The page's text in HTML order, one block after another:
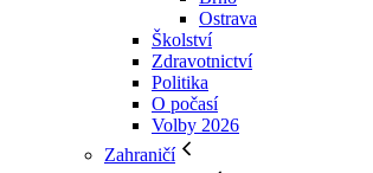
Ostrava
Školství
Zdravotnictví
Politika
O počasí
Volby 2026
Zahraničí